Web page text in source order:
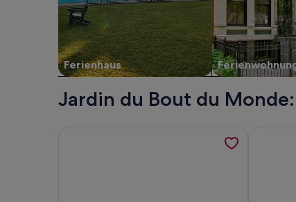
Ferienhaus
Jardin du Bout du